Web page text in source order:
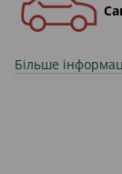
Більше